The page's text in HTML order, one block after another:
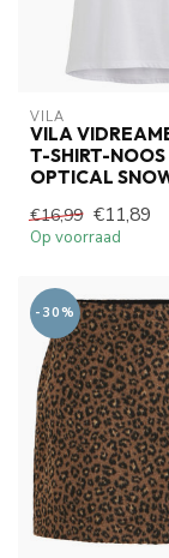
VILA
VILA
T-SHIRT-NOOS
OPTICAL
€16,99 €11,89
Op voorraad
-30%